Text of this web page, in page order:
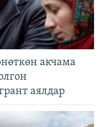
акчама
аялдар